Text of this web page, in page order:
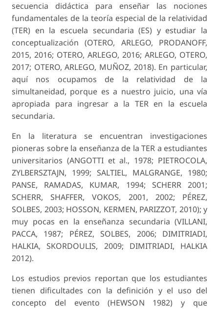
secuencia didáctica para enseñar las nociones
fundamentales de la teoría especial de la relatividad
(TER) en la escuela se­cundaria (ES) y estudiar la
conceptualización (OTE­RO, ARLEGO, PRODANOFF,
2015, 2016; OTERO, ARLEGO, 2016; ARLEGO, OTERO,
2017; OTERO, ARLEGO, MUÑOZ, 2018). En particular,
aquí nos ocupamos de la relatividad de la
simultaneidad, porque es a nuestro juicio, una vía
apropiada para ingresar a la TER en la escuela
secundaria.
En la literatura se encuentran investigaciones
pioneras sobre la enseñanza de la TER a estudiantes
universitarios (ANGOTTI et al., 1978; PIETROCO­LA,
ZYLBERSZTAJN, 1999; SALTIEL, MALGRANGE, 1980;
PANSE, RAMADAS, KUMAR, 1994; SCHERR 2001;
SCHERR, SHAFFER, VOKOS, 2001, 2002; PÉREZ,
SOLBES, 2003; HOSSON, KERMEN, PA­RIZZOT, 2010); y
muy pocas en la enseñanza se­cundaria (VILLANI,
PACCA, 1987; PÉREZ, SOLBES, 2006; DIMITRIADI,
HALKIA, SKORDOULIS, 2009; DIMITRIADI, HALKIA
2012).
Los estudios previos reportan que los estudian­tes
tienen dificultades con la definición y el uso del
concepto del evento (HEWSON 1982) y que